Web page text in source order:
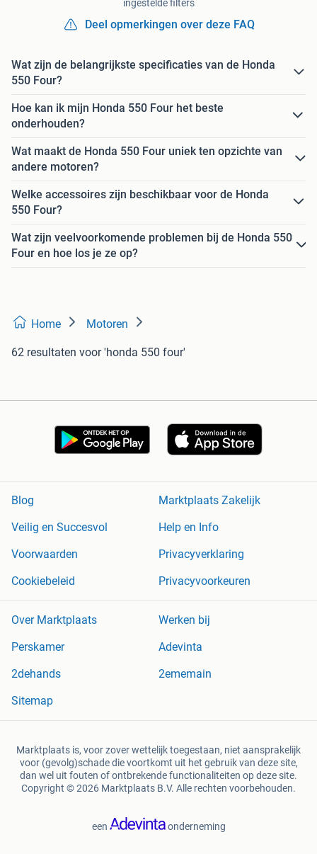
ingestelde filters
Deel opmerkingen over deze FAQ
Wat zijn de belangrijkste specificaties van de Honda
550 Four?
Hoe kan ik mijn Honda 550 Four het beste
onderhouden?
Wat maakt de Honda 550 Four uniek ten opzichte van
andere motoren?
Welke accessoires zijn beschikbaar voor de Honda
550 Four?
Wat zijn veelvoorkomende problemen bij de Honda 550
Four en hoe los je ze op?
Home Motoren
62 resultaten voor 'honda 550 four'
Blog
Marktplaats Zakelijk
Veilig en Succesvol
Help en Info
Voorwaarden
Privacyverklaring
Cookiebeleid
Privacyvoorkeuren
Over Marktplaats
Werken bij
Perskamer
Adevinta
2dehands
2ememain
Sitemap
Marktplaats is, voor zover wettelijk toegestaan, niet aansprakelijk
voor (gevolg)schade die voortkomt uit het gebruik van deze site,
dan wel uit fouten of ontbrekende functionaliteiten op deze site.
Copyright © 2026 Marktplaats B.V. Alle rechten voorbehouden.
een onderneming